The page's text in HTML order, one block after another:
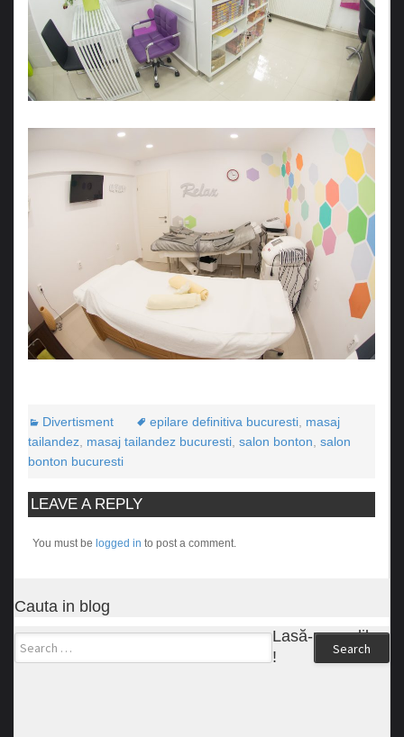
Divertisment epilare definitiva bucuresti masaj
tailandez masaj tailandez bucuresti salon bonton salon
bonton bucuresti
LEAVE A REPLY
You must be logged in to post a comment.
Cauta in blog
Search
Lasă-ne un like
!